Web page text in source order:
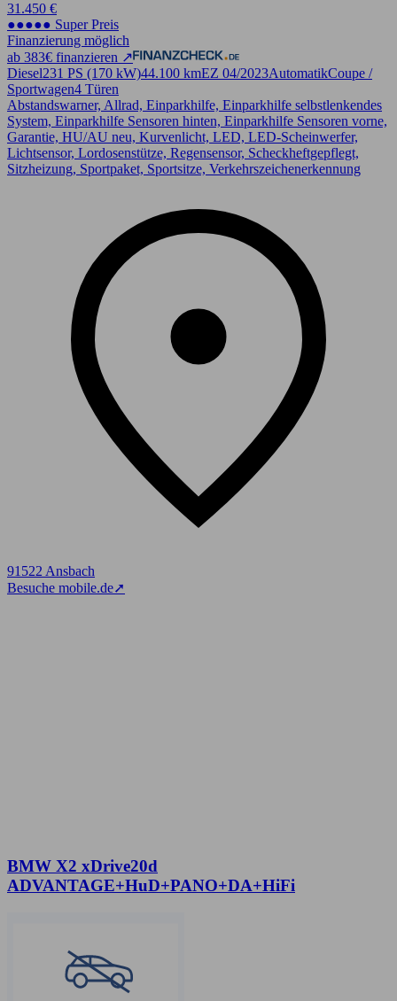
31.450 €
●●●●● Super Preis
Finanzierung möglich
ab 383€ finanzieren ↗
Diesel231 PS (170 kW)44.100 kmEZ 04/2023AutomatikCoupe /
Sportwagen4 Türen
Abstandswarner, Allrad, Einparkhilfe, Einparkhilfe selbstlenkendes
System, Einparkhilfe Sensoren hinten, Einparkhilfe Sensoren vorne,
Garantie, HU/AU neu, Kurvenlicht, LED, LED-Scheinwerfer,
Lichtsensor, Lordosenstütze, Regensensor, Scheckheftgepflegt,
Sitzheizung, Sportpaket, Sportsitze, Verkehrszeichenerkennung
91522 Ansbach
Besuche mobile.de➚
BMW X2 xDrive20d
ADVANTAGE+HuD+PANO+DA+HiFi